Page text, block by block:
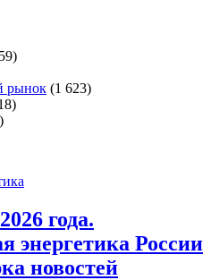
рынок (1 623)
года.
энергетика России
новостей